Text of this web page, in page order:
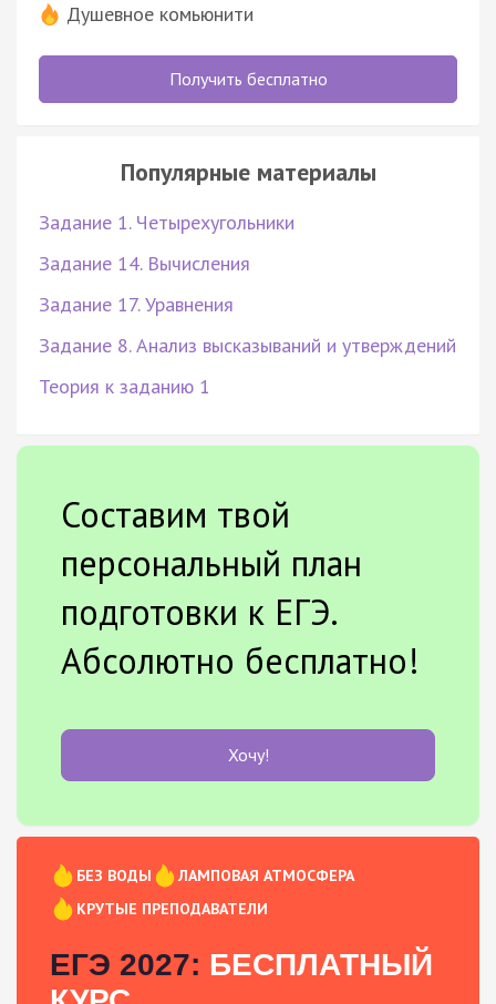
Душевное комьюнити
Получить бесплатно
Популярные материалы
Задание 1. Четырехугольники
Задание 14. Вычисления
Задание 17. Уравнения
Задание 8. Анализ высказываний и утверждений
Теория к заданию 1
Составим твой
персональный план
подготовки к ЕГЭ.
Абсолютно бесплатно!
Хочу!
БЕЗ ВОДЫ
ЛАМПОВАЯ АТМОСФЕРА
КРУТЫЕ ПРЕПОДАВАТЕЛИ
ЕГЭ 2027: БЕСПЛАТНЫЙ